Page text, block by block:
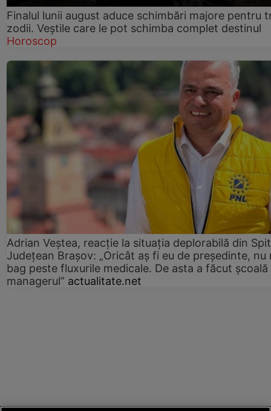
Finalul lunii august aduce schimbări majore pentru
zodii. Veștile care le pot schimba complet destinul
Horoscop
Adrian Veștea, reacție la situația deplorabilă din
Județean Brașov: „Oricât aș fi eu de președinte, nu
bag peste fluxurile medicale. De asta a făcut școală
managerul” actualitate.net